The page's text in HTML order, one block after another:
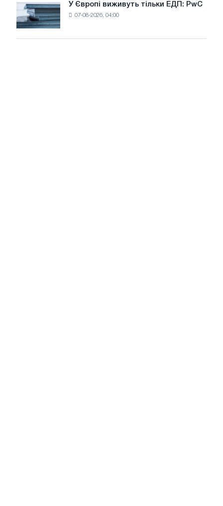
трамвайних
колій
Москви
і
Європі
виживуть
тільки
У Європі виживуть тільки ЕДП: PwC
07-08-2026, 04:00